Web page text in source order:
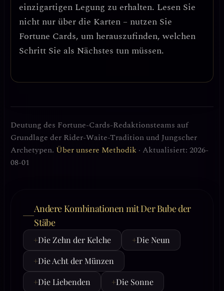
einzigartigen Legung zu erhalten. Lesen Sie
nicht nur über die Karten – nutzen Sie
Fortune Cards, um herauszufinden, welchen
Schritt Sie als Nächstes tun müssen.
Deutung des Fortune-Cards-Redaktionsteams auf
Grundlage der Rider-Waite-Tradition und Jungscher
Archetypen. Über unsere Methodik · Aktualisiert: 2026-
08-01
Andere Kombinationen mit Der Bube der
Stäbe
+Die Zehn der Kelche +Die Neun
+Die Acht der Münzen
+Die Liebenden +Die Sonne